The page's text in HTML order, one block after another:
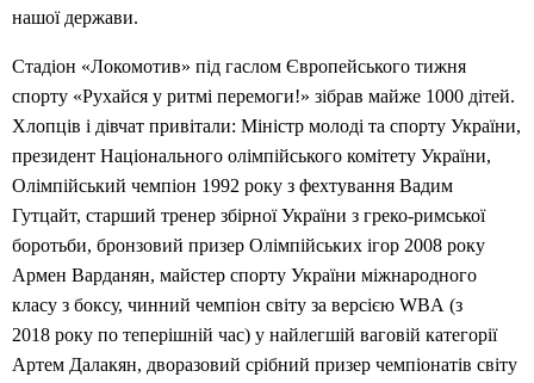
нашої держави.
Стадіон «Локомотив» під гаслом Європейського тижня
спорту «Рухайся у ритмі перемоги!» зібрав майже 1000 дітей.
Хлопців і дівчат привітали: Міністр молоді та спорту України,
президент Національного олімпійського комітету України,
Олімпійський чемпіон 1992 року з фехтування Вадим
Гутцайт, старший тренер збірної України з греко-римської
боротьби, бронзовий призер Олімпійських ігор 2008 року
Армен Варданян, майстер спорту України міжнародного
класу з боксу, чинний чемпіон світу за версією WBA (з
2018 року по теперішній час) у найлегшій ваговій категорії
Артем Далакян, дворазовий срібний призер чемпіонатів світу